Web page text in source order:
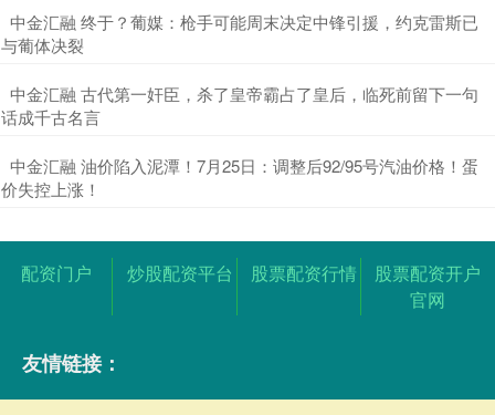
​中金汇融 终于？葡媒：枪手可能周末决定中锋引援，约克雷斯已
与葡体决裂
​中金汇融 古代第一奸臣，杀了皇帝霸占了皇后，临死前留下一句
话成千古名言
​中金汇融 油价陷入泥潭！7月25日：调整后92/95号汽油价格！蛋
价失控上涨！
配资门户 炒股配资平台 股票配资行情
股票配资开户
官网
友情链接：